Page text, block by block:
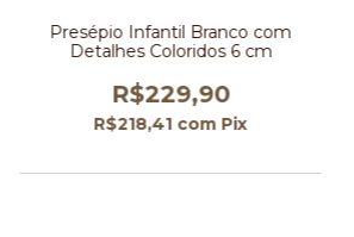
Presépio Infantil Branco com
Detalhes Coloridos 6 cm
R$229,90
R$218,41 com Pix